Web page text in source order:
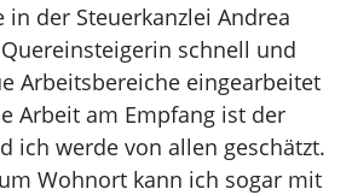
in der Steuerkanzlei Andrea
schnell und
Arbeitsbereiche eingearbeitet
Arbeit am Empfang ist der
ich werde von allen geschätzt.
Wohnort kann ich sogar mit